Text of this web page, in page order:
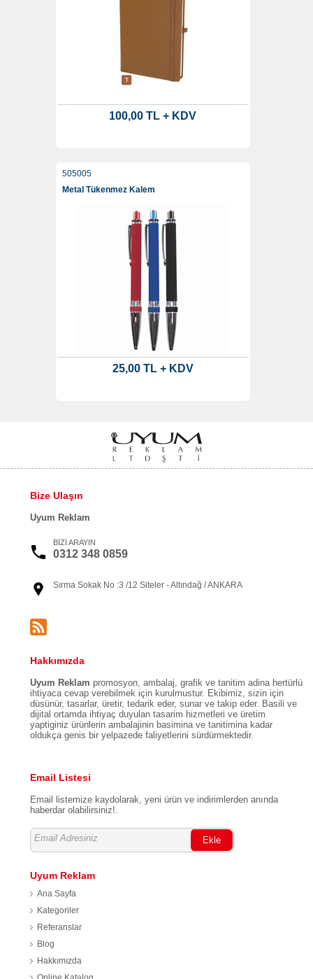
100,00 TL + KDV
505005
Metal Tükenmez Kalem
25,00 TL + KDV
Bize Ulaşın
Uyum Reklam
BİZİ ARAYIN
0312 348 0859
Sırma Sokak No :3 /12 Siteler - Altındağ / ANKARA
Hakkımızda
Uyum Reklam promosyon, ambalaj, grafik ve tanitim adina hertürlü
ihtiyaca cevap verebilmek için kurulmustur. Ekibimiz, sizin için
düsünür, tasarlar, üretir, tedarik eder, sunar ve takip eder. Basili ve
dijital ortamda ihtiyaç duyulan tasarim hizmetleri ve üretim
yaptiginiz ürünlerin ambalajinin basimina ve tanitimina kadar
oldukça genis bir yelpazede faliyetlerini sürdürmektedir.
Email Listesi
Email listemize kaydolarak, yeni ürün ve indirimlerden anında
haberdar olabilirsiniz!.
Ekle
Uyum Reklam
Ana Sayfa
Kategoriler
Referanslar
Blog
Hakkımızda